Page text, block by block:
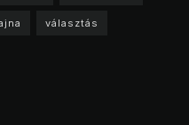
választás